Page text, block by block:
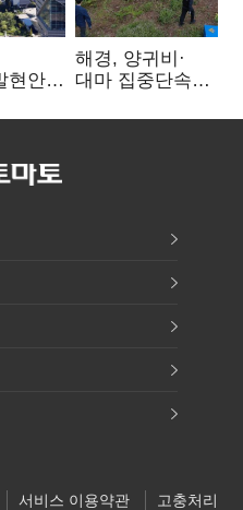
현안
장
해경, 양귀비·
대마 집중단속…
249명 검거
서비스 이용약관 고충처리